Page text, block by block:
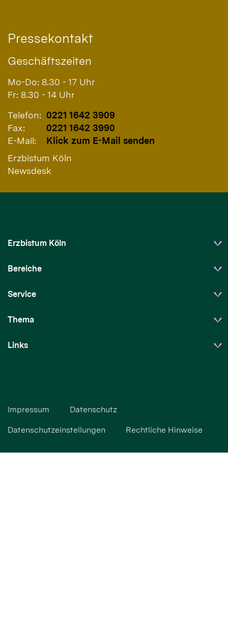
Pressekontakt
Geschäftszeiten
Mo-Do: 8.30 - 17 Uhr
Fr: 8.30 - 14 Uhr
Telefon: 0221 1642 3909
Fax:
0221 1642 3990
E-Mail:
Klick zum E-Mail senden
Erzbistum Köln
Newsdesk
Erzbistum Köln
Bereiche
Service
Thema
Links
Impressum Datenschutz
Datenschutzeinstellungen Rechtliche Hinweise